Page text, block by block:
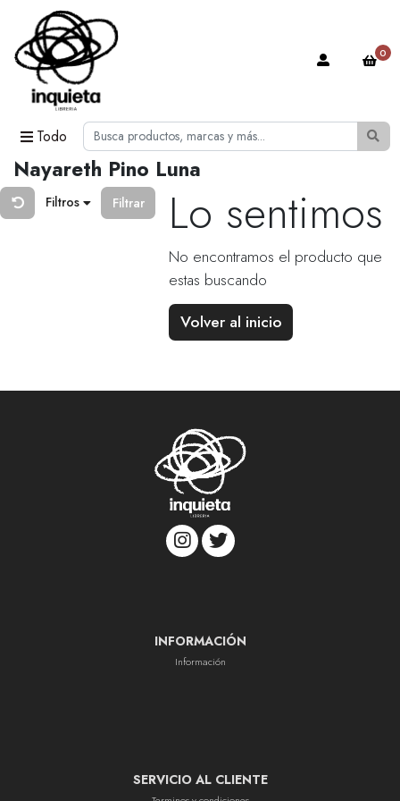
Todo
0
Nayareth Pino Luna
Filtros Filtrar Lo sentimos
No encontramos el producto que
estas buscando
Volver al inicio
INFORMACIÓN
Información
SERVICIO AL CLIENTE